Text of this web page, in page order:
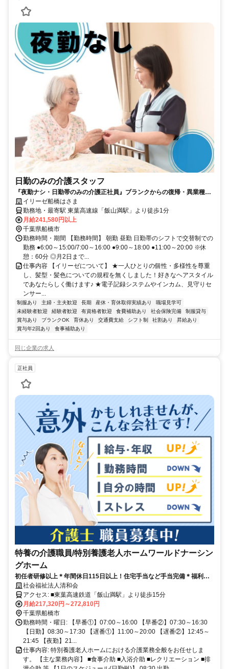
日勤のみの介護スタッフ
『夜勤ナシ・日勤帯のみの介護正社員』ブランクからの復帰・異業種か
らの転職も大歓迎です！
イリーゼ船橋はさま
勤務地・最寄駅 東葉高速線「飯山満駅」より徒歩1分
月給241,580円以上
千葉県船橋市
勤務時間・期間 【勤務時間】 朝勤 昼勤 日勤帯のシフトで交替制での
勤務 ●6:00～15:00/7:00～16:00 ●9:00～18:00 ●11:00～20:00 ※休
憩：60分 ◎月2日まで...
仕事内容 【イリーゼについて】 ★一人ひとりの個性・多様性を尊重
し、髪型・髪色についての規程を無くしました！好きなヘアスタイル
であなたらしく働けます♪ ★電子記録システムやインカム、見守りセ
ンサー...
制服あり 主婦・主夫歓迎 長期 産休・育休取得実績あり
職場見学可
未経験者歓迎
経験者歓迎 有資格者歓迎 食費補助あり 社会保険完備
制服貸与
賞与あり
ブランクOK 育休あり 交通費支給 シフト制 社割あり
昇給あり
賞与年2回あり
食事補助あり
同じ企業の求人
正社員
特養の介護職員/特別養護老人ホームワールドナーシン
グホーム
初任者研修以上＊年間休日115日以上！住宅手当など手当完備＊福利厚
生も豊富◎安心して長く働ける環境が整っています♪＊マイカー通勤OK
＊
社会福祉法人清和会
アクセス: ■東葉高速鉄道「飯山満駅」より徒歩15分
月給217,320円～272,810円
千葉県船橋市
勤務時間・曜日: 【早番①】07:00～16:00 【早番②】07:30～16:30
【日勤】08:30～17:30 【遅番①】11:00～20:00 【遅番②】12:45～
21:45 【夜勤】21...
仕事内容: 特別養護老人ホームにおける介護業務全般をお任せしま
す。 【主な業務内容】 ■食事介助 ■入浴介助 ■レクリエーション ■排